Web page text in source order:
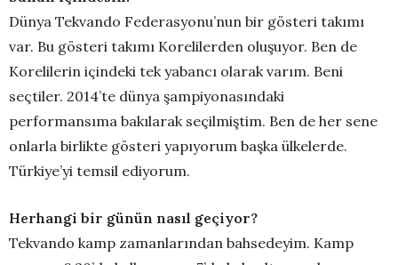
Dünya Tekvando Federasyonu’nun bir gösteri takımı
var. Bu gösteri takımı Korelilerden oluşuyor. Ben de
Korelilerin içindeki tek yabancı olarak varım. Beni
seçtiler. 2014’te dünya şampiyonasındaki
performansıma bakılarak seçilmiştim. Ben de her sene
onlarla birlikte gösteri yapıyorum başka ülkelerde.
Türkiye’yi temsil ediyorum.
Herhangi bir günün nasıl geçiyor?
Tekvando kamp zamanlarından bahsedeyim. Kamp